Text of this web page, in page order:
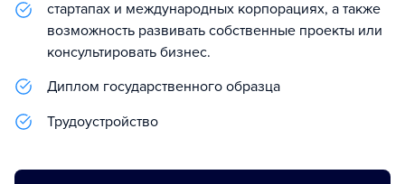
стартапах и международных корпорациях, а также
возможность развивать собственные проекты или
консультировать бизнес.
Диплом государственного образца
Трудоустройство